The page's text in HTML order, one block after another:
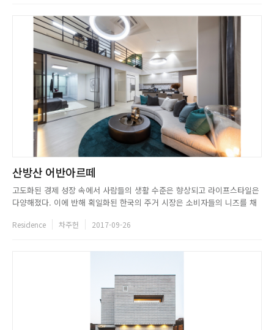
산방산 어반아르떼
고도화된 경제 성장 속에서 사람들의 생활 수준은 향상되고 라이프스타일은
다양해졌다. 이에 반해 획일화된 한국의 주거 시장은 소비자들의 니즈를 채
르떼는 이와 같은 시장 논리에 대응하고자 만들어진 신개념 타운하우스 주거
Residence 차주헌 2017-09-26